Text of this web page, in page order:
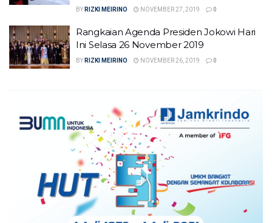
BY RIZKI MEIRINO NOVEMBER 27, 2019 0
Rangkaian Agenda Presiden Jokowi Hari
Ini Selasa 26 November 2019
BY RIZKI MEIRINO NOVEMBER 26, 2019 0